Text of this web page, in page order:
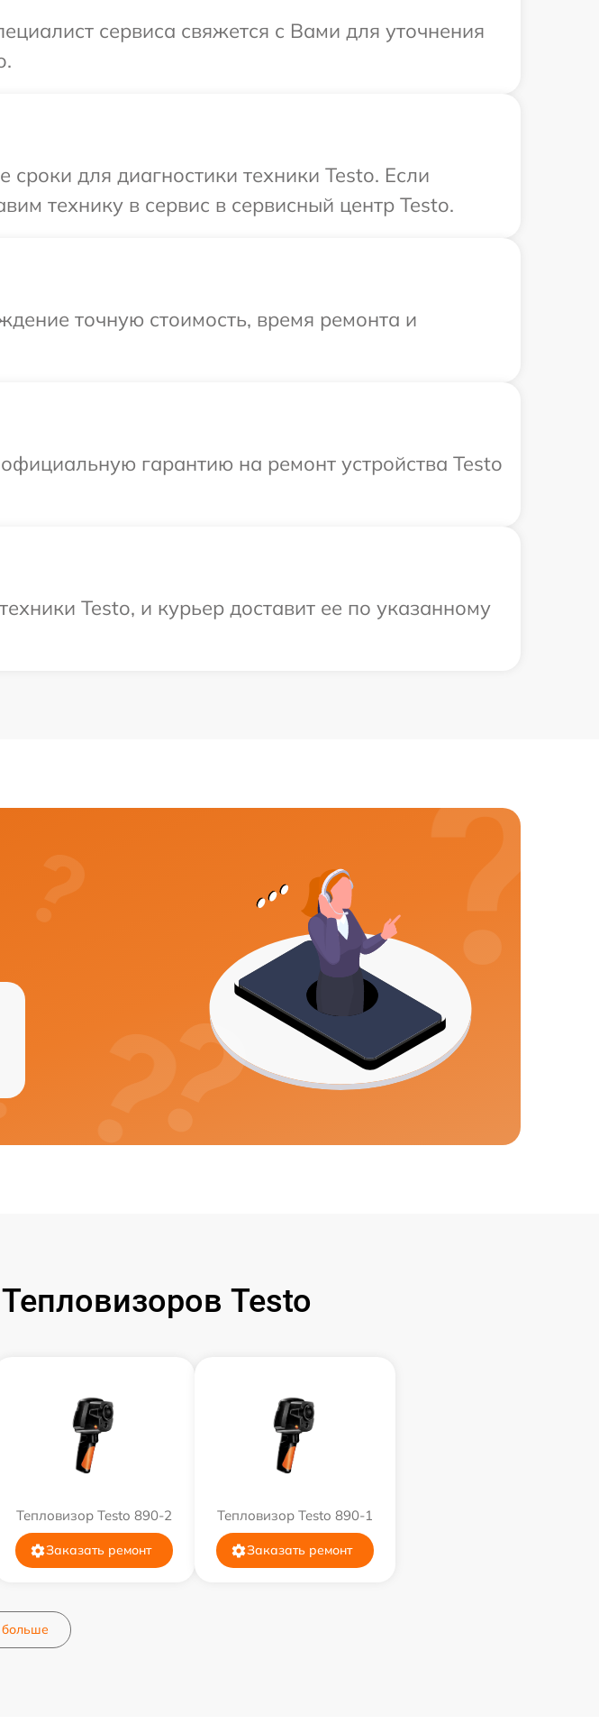
сервиса свяжется с Вами для уточнения
для диагностики техники Testo. Если
технику в сервис в сервисный центр Testo.
точную стоимость, время ремонта и
гарантию на ремонт устройства Testo
Testo, и курьер доставит ее по указанному
Testo
Тепловизор Testo 890-2
Заказать ремонт
Тепловизор Testo 890-1
Заказать ремонт